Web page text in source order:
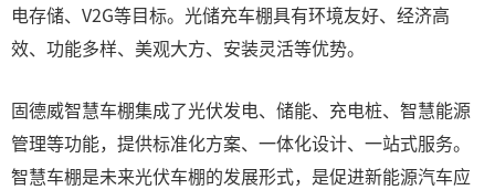
电存储、V2G等目标。光储充车棚具有环境友好、经济高
效、功能多样、美观大方、安装灵活等优势。
固德威智慧车棚集成了光伏发电、储能、充电桩、智慧能源
管理等功能，提供标准化方案、一体化设计、一站式服务。
智慧车棚是未来光伏车棚的发展形式，是促进新能源汽车应